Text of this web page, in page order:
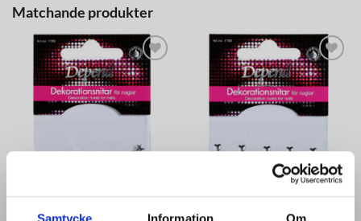
Samtycke Information Om
på din dekoration.
Varning:
Applicera aldrig dekorationer på skadade naglar. Håll
utom räckhåll för barn.
Matchande produkter
Lägg till i
önskelistan
DEKORATIONSNITAR STJÄRNA/KVADRAT
Lägg till i
önskelistan
DEKORATIONSNITAR HJÄRTA/TRIANGEL